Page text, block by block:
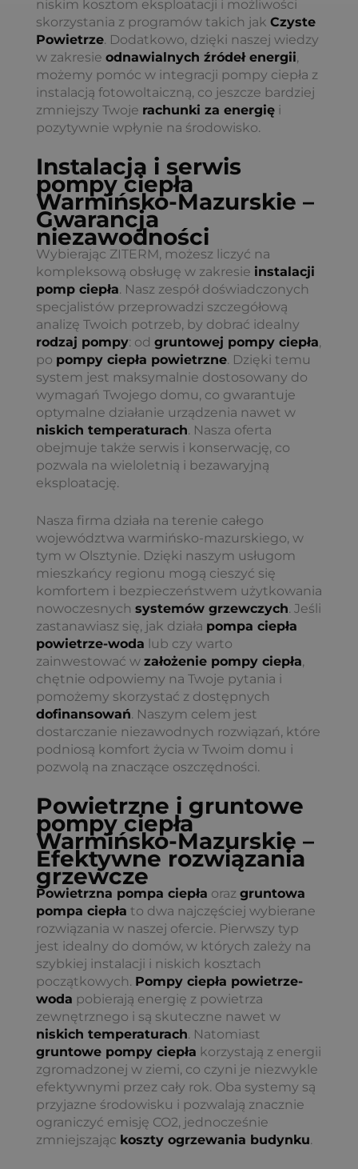
niskim kosztom eksploatacji i możliwości
skorzystania z programów takich jak Czyste
Powietrze. Dodatkowo, dzięki naszej wiedzy
w zakresie odnawialnych źródeł energii,
możemy pomóc w integracji pompy ciepła z
instalacją fotowoltaiczną, co jeszcze bardziej
zmniejszy Twoje rachunki za energię i
pozytywnie wpłynie na środowisko.
Instalacja i serwis
pompy ciepła
Warmińsko-Mazurskie –
Gwarancja
niezawodności
Wybierając ZITERM, możesz liczyć na
kompleksową obsługę w zakresie instalacji
pomp ciepła. Nasz zespół doświadczonych
specjalistów przeprowadzi szczegółową
analizę Twoich potrzeb, by dobrać idealny
rodzaj pompy: od gruntowej pompy ciepła,
po pompy ciepła powietrzne. Dzięki temu
system jest maksymalnie dostosowany do
wymagań Twojego domu, co gwarantuje
optymalne działanie urządzenia nawet w
niskich temperaturach. Nasza oferta
obejmuje także serwis i konserwację, co
pozwala na wieloletnią i bezawaryjną
eksploatację.
Nasza firma działa na terenie całego
województwa warmińsko-mazurskiego, w
tym w Olsztynie. Dzięki naszym usługom
mieszkańcy regionu mogą cieszyć się
komfortem i bezpieczeństwem użytkowania
nowoczesnych systemów grzewczych. Jeśli
zastanawiasz się, jak działa pompa ciepła
powietrze-woda lub czy warto
zainwestować w założenie pompy ciepła,
chętnie odpowiemy na Twoje pytania i
pomożemy skorzystać z dostępnych
dofinansowań. Naszym celem jest
dostarczanie niezawodnych rozwiązań, które
podniosą komfort życia w Twoim domu i
pozwolą na znaczące oszczędności.
Powietrzne i gruntowe
pompy ciepła
Warmińsko-Mazurskie –
Efektywne rozwiązania
grzewcze
Powietrzna pompa ciepła oraz gruntowa
pompa ciepła to dwa najczęściej wybierane
rozwiązania w naszej ofercie. Pierwszy typ
jest idealny do domów, w których zależy na
szybkiej instalacji i niskich kosztach
początkowych. Pompy ciepła powietrze-
woda pobierają energię z powietrza
zewnętrznego i są skuteczne nawet w
niskich temperaturach. Natomiast
gruntowe pompy ciepła korzystają z energii
zgromadzonej w ziemi, co czyni je niezwykle
efektywnymi przez cały rok. Oba systemy są
przyjazne środowisku i pozwalają znacznie
ograniczyć emisję CO2, jednocześnie
zmniejszając koszty ogrzewania budynku.